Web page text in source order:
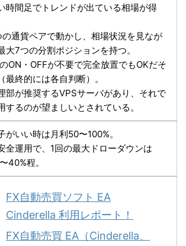
時間足でトレンドが出ている相場が得
の通貨ペアで動かし、相場状況を見なが
大7つの分割ポジションを持つ。
ON・OFFが不要で完全放置でもOKだそ
最終的には各自判断）。
部が推奨するVPSサーバがあり、それで
するのが望ましいとされている。
がいい時は月利50〜100%。
全運用で、1回の最大ドローダウンは
40%程。
FX自動売買ソフト EA
Cinderella 利用レポート！
FX自動売買 EA（Cinderella、